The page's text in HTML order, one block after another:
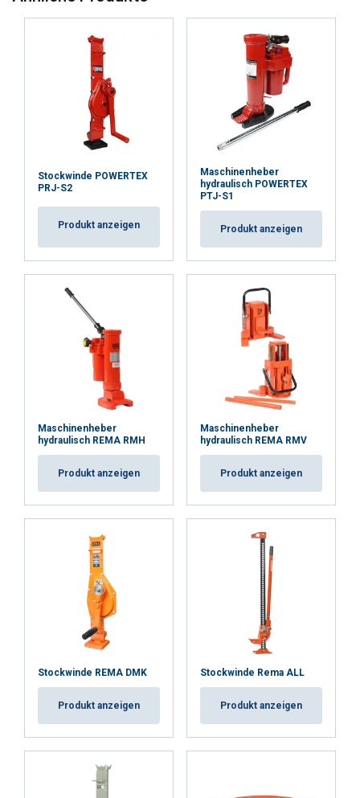
Stockwinde POWERTEX
PRJ-S2
Produkt anzeigen
Maschinenheber
hydraulisch POWERTEX
PTJ-S1
Produkt anzeigen
Maschinenheber
hydraulisch REMA RMH
Produkt anzeigen
Maschinenheber
hydraulisch REMA RMV
Produkt anzeigen
Stockwinde REMA DMK
Produkt anzeigen
Stockwinde Rema ALL
Produkt anzeigen